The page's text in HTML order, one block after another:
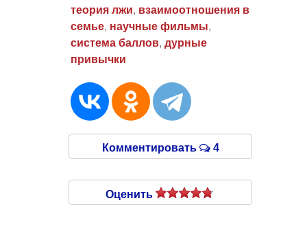
теория лжи, взаимоотношения в
семье, научные фильмы,
система баллов, дурные
привычки
Комментировать 4
Оценить